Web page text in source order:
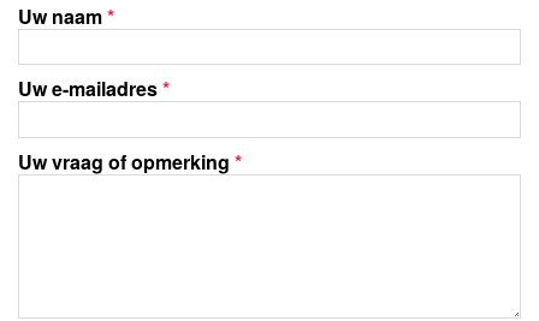
Uw naam*
Uw e-mailadres*
Uw vraag of opmerking *